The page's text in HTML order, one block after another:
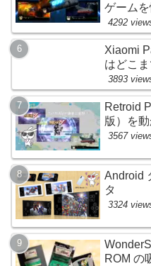
ゲーム
4292
Xiaomi
はどこ
3893
Retroid
版）を
3567
Android
タ
3324
ROM の